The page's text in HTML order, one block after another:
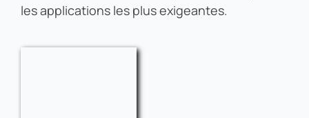
les applications les plus exigeantes.